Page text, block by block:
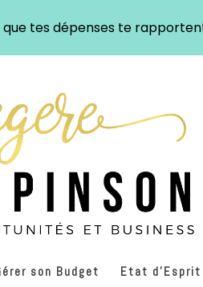
son Budget Etat d’Esprit
tes dépenses te